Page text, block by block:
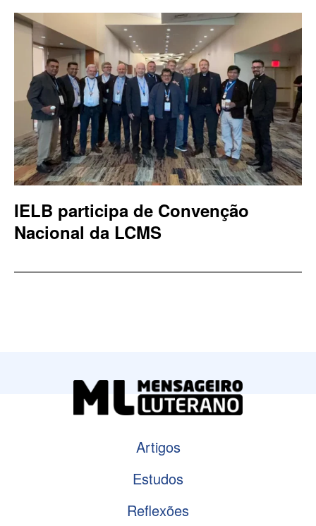
IELB participa de Convenção
Nacional da LCMS
Artigos
Estudos
Reflexões